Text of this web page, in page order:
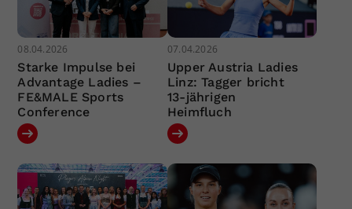
08.04.2026
Starke Impulse bei
Advantage Ladies –
FE&MALE Sports
Conference
07.04.2026
Upper Austria Ladies
Linz: Tagger bricht
13-jährigen
Heimfluch